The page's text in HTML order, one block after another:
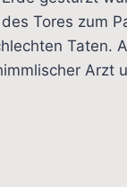
Tores zum
Taten.